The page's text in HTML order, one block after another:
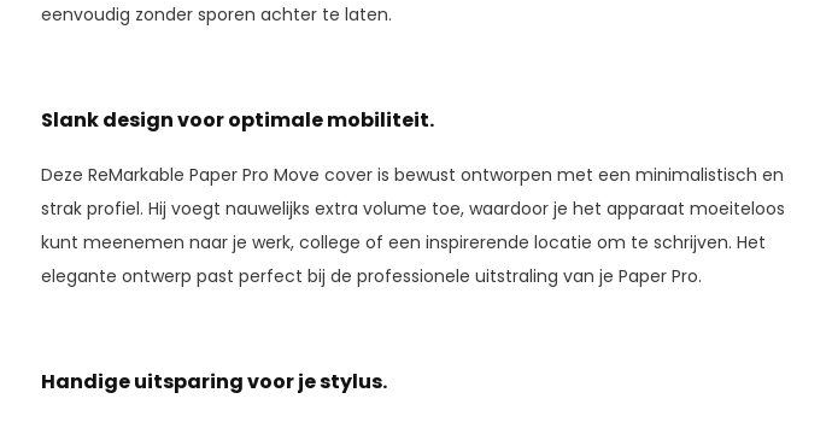
eenvoudig zonder sporen achter te laten.
Slank design voor optimale mobiliteit.
Deze ReMarkable Paper Pro Move cover is bewust ontworpen met een minimalistisch en
strak profiel. Hij voegt nauwelijks extra volume toe, waardoor je het apparaat moeiteloos
kunt meenemen naar je werk, college of een inspirerende locatie om te schrijven. Het
elegante ontwerp past perfect bij de professionele uitstraling van je Paper Pro.
Handige uitsparing voor je stylus.